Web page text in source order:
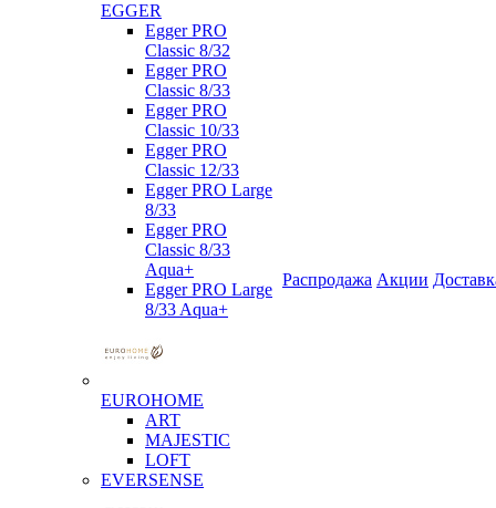
EGGER
Egger PRO
Classic 8/32
Egger PRO
Classic 8/33
Egger PRO
Classic 10/33
Egger PRO
Classic 12/33
Egger PRO Large
8/33
Egger PRO
Classic 8/33
Aqua+
Egger PRO Large
8/33 Aqua+
EUROHOME
ART
MAJESTIC
LOFT
EVERSENSE
Распродажа Акции